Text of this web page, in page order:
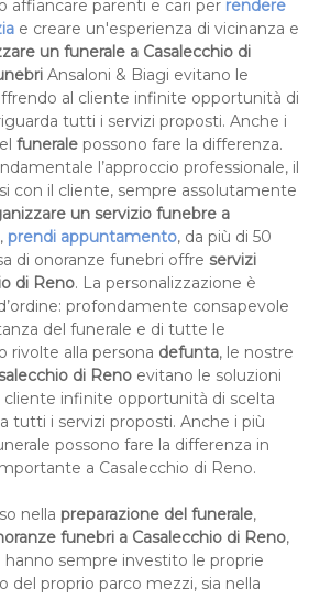
affiancare parenti e cari per rendere
e creare un'esperienza di vicinanza e
un funerale a Casalecchio di
Ansaloni & Biagi evitano le
al cliente infinite opportunità di
tutti i servizi proposti. Anche i
funeralepossono fare la differenza.
l’approccio professionale, il
con il cliente, sempre assolutamente
un servizio funebre a
, prendi appuntamento, da più di 50
di onoranze funebri offre servizi
di Reno. La personalizzazione è
profondamente consapevole
del funerale e di tutte le
rivolte alla persona defunta, le nostre
di Renoevitano le soluzioni
cliente infinite opportunità di scelta
tutti i servizi proposti. Anche i più
possono fare la differenza in
a Casalecchio di Reno.
nella preparazione del funerale,
funebri a Casalecchio di Reno,
hanno sempre investito le proprie
del proprio parco mezzi, sia nella